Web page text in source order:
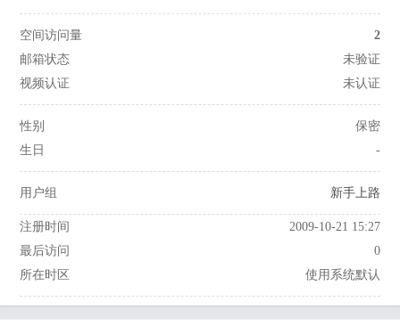
空间访问量
2
邮箱状态
未验证
视频认证
未认证
性别
保密
生日
-
用户组 新手上路
注册时间
2009-10-21 15:27
最后访问
0
所在时区
使用系统默认